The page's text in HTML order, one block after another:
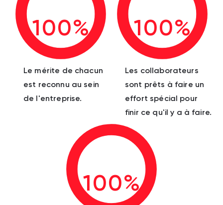
100%
Le mérite de chacun
est reconnu au sein
de l'entreprise.
100%
Les collaborateurs
sont prêts à faire un
effort spécial pour
finir ce qu'il y a à faire.
100%